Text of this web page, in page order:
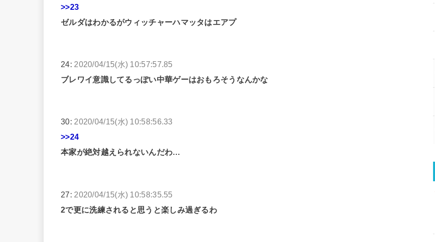
>>23
ゼルダはわかるがウィッチャーハマッタはエアプ
24: 2020/04/15(水) 10:57:57.85
ブレワイ意識してるっぽい中華ゲーはおもろそうなんかな
30: 2020/04/15(水) 10:58:56.33
>>24
本家が絶対越えられないんだわ…
27: 2020/04/15(水) 10:58:35.55
2で更に洗練されると思うと楽しみ過ぎるわ